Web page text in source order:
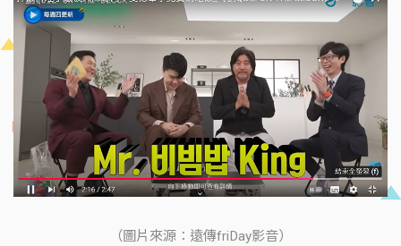
（圖片來源：遠傳friDay影音）